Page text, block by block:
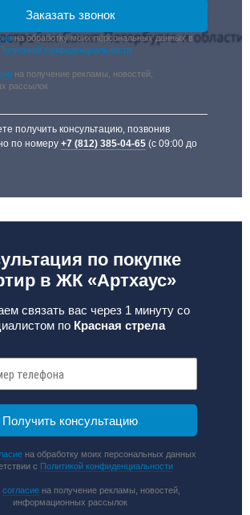
на обработку моих персональных данных в
Политикой конфиденциальности
на получение рекламы, новостей,
рассылок
получить консультацию, позвонив
по номеру+7 (812) 385-04-65 (с 09:00 до
по покупке
в ЖК «Артхаус»
связать вас через 1 минуту со
по Красная стрела
на обработку моих персональных данных
с Политикой конфиденциальности
согласиена получение рекламы, новостей,
информационных рассылок